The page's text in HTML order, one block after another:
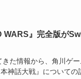
WARS』完全版が
た情報から、角川ゲ
神話大戦』についての